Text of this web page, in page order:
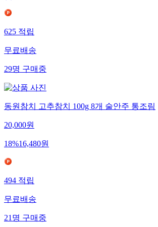
625 적립
무료배송
29명 구매중
동원참치 고추참치 100g 8개 술안주 통조림
20,000원
18%16,480원
494 적립
무료배송
21 명 구매중